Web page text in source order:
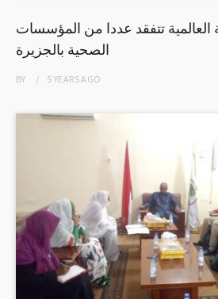
تتفقد عددا من المؤسسات
الصحية بالجزيرة
BY 5 YEARSAGO